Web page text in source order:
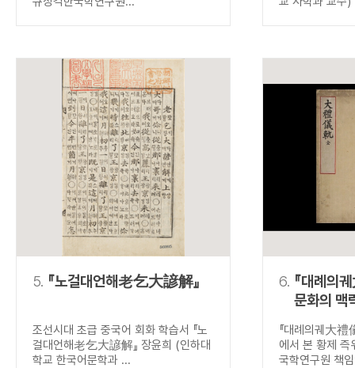
5. 『노걸대언해老乞大諺解』
조선시대 초급 중국어 회화 학습서 『노
걸대언해老乞大諺解』 장윤희 (인하대
학교 한국어문학과 ...
6. 『대례의
문화의 맥
즉위식
『대례의궤大禮
에서 본 황제 즉
국학연구원 책